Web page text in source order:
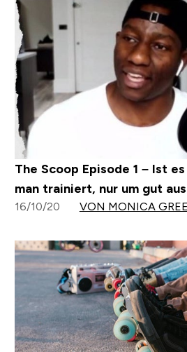
The Scoop Episode 1 – Ist
man trainiert, nur um gut
16/10/20 VON MONICA